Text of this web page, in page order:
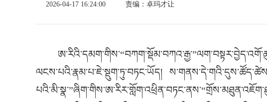
2026-04-17 16:24:00 责编：卓玛才让
ལངས་པའི་རྣམ་པ་ཇེ་སྡུག་ཏུ་བཏང་ཡོད།